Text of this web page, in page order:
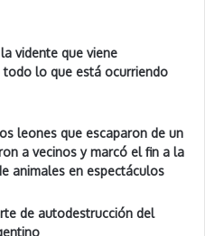
vidente que viene
todo lo que está ocurriendo
leones que escaparon de un
a vecinos y marcó el fin a la
animales en espectáculos
de autodestrucción del